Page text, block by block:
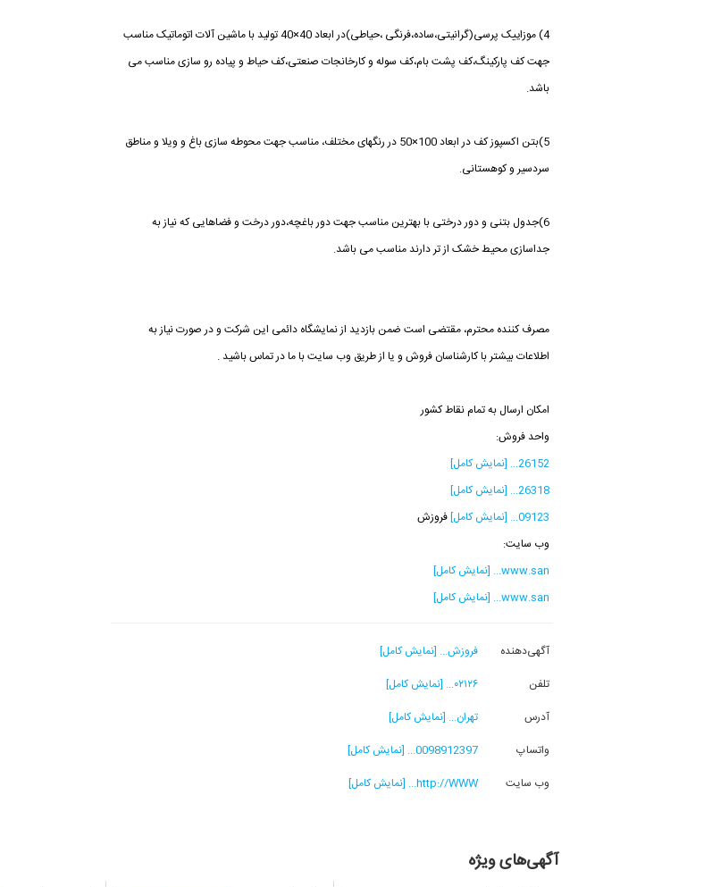
4) موزاییک پرسی(گرانیتی،ساده،فرنگی ،حیاطی)در ابعاد 40×40 تولید با ماشین آلات اتوماتیک مناسب
جهت کف پارکینگ،کف پشت بام،کف سوله و کارخانجات صنعتی،کف حیاط و پیاده رو سازی مناسب می
باشد.
5)بتن اکسپوز کف در ابعاد 100×50 در رنگهای مختلف، مناسب جهت محوطه سازی باغ و ویلا و مناطق
سردسیر و کوهستانی.
6)جدول بتنی و دور درختی با بهترین مناسب جهت دور باغچه،دور درخت و فضاهایی که نیاز به
جداسازی محیط خشک از تر دارند مناسب می باشد.
مصرف کننده محترم، مقتضی است ضمن بازدید از نمایشگاه دائمی این شرکت و در صورت نیاز به
اطلاعات بیشتر با کارشناسان فروش و یا از طریق وب سایت با ما در تماس باشید .
امکان ارسال به تمام نقاط کشور
واحد فروش:
26152... [نمایش کامل]
26318... [نمایش کامل]
09123... [نمایش کامل]
فروزش
وب سایت:
www.san... [نمایش کامل]
www.san... [نمایش کامل]
آگهی‌دهنده
فروزش... [نمایش کامل]
تلفن
۰۲۱۲۶... [نمایش کامل]
آدرس
تهران... [نمایش کامل]
واتساپ
0098912397... [نمایش کامل]
وب سایت
http://WWW... [نمایش کامل]
آگهی‌های ویژه